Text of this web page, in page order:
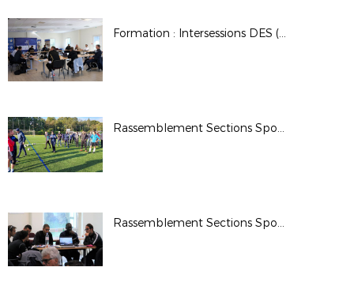
Formation : Intersessions DES (Aix-en-Provence)
Rassemblement Sections Sportives scolaires (2) (Luynes)
Rassemblement Sections Sportives scolaires (1) (Aix-en-Provence)